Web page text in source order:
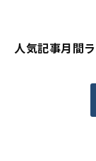
人気記事月間